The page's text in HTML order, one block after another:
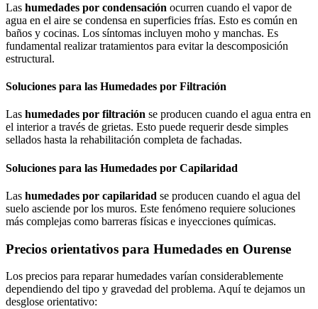
Las humedades por condensación ocurren cuando el vapor de
agua en el aire se condensa en superficies frías. Esto es común en
baños y cocinas. Los síntomas incluyen moho y manchas. Es
fundamental realizar tratamientos para evitar la descomposición
estructural.
Soluciones para las Humedades por Filtración
Las humedades por filtración se producen cuando el agua entra en
el interior a través de grietas. Esto puede requerir desde simples
sellados hasta la rehabilitación completa de fachadas.
Soluciones para las Humedades por Capilaridad
Las humedades por capilaridad se producen cuando el agua del
suelo asciende por los muros. Este fenómeno requiere soluciones
más complejas como barreras físicas e inyecciones químicas.
Precios orientativos para Humedades en Ourense
Los precios para reparar humedades varían considerablemente
dependiendo del tipo y gravedad del problema. Aquí te dejamos un
desglose orientativo: